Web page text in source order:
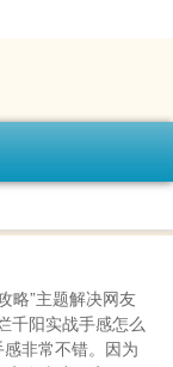
略”主题解决网友
千阳实战手感怎么
非常不错。因为